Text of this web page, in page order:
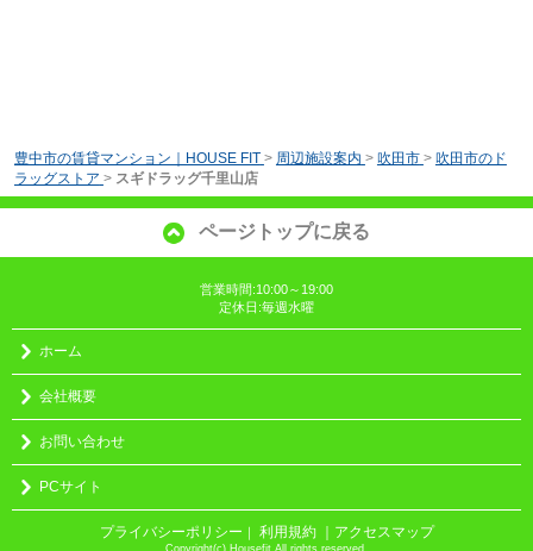
豊中市の賃貸マンション｜HOUSE FIT > 周辺施設案内 > 吹田市 > 吹田市のド
ラッグストア > スギドラッグ千里山店
ページトップに戻る
営業時間:10:00～19:00
定休日:毎週水曜
ホーム
会社概要
お問い合わせ
PCサイト
プライバシーポリシー ｜ 利用規約 ｜アクセスマップ
Copyright(c) Housefit All rights reserved.